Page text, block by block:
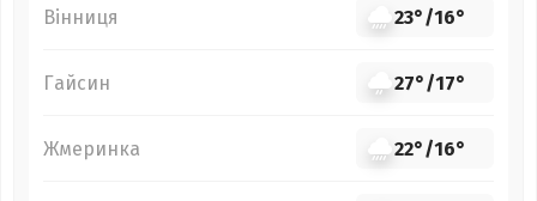
Вінниця 23°/16°
Гайсин 27°/17°
Жмеринка 22°/16°